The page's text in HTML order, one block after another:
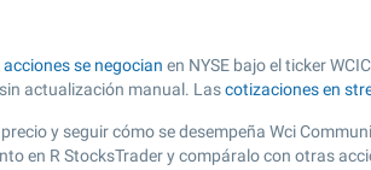
acciones se negocian en NYSE bajo el ticker
actualización manual. Lascotizaciones en
y seguir cómo se desempeña Wci
en R StocksTrader y compáralo con otras